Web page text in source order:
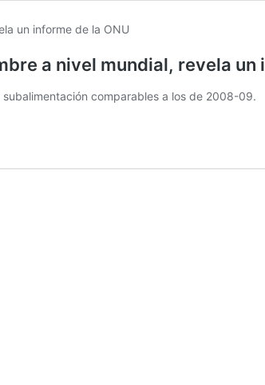
a nivel mundial, revela un
comparables a los de 2008-09.